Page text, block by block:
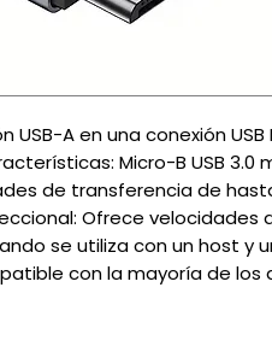
USB-A en una conexión
Micro-B USB 3.0
de transferencia de
Ofrece velocidades
se utiliza con un host y
con la mayoría de los